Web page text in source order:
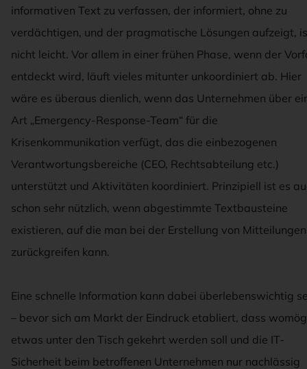
informativen Text zu verfassen, der informiert, ohne zu
verdächtigen, und der pragmatische Lösungen aufzeigt,
nicht leicht. Vor allem in einer frühen Phase, wenn der
entdeckt wird, läuft vieles mitunter unkoordiniert ab. Hier
wäre es überaus dienlich, wenn das Unternehmen über
Art „Emergency-Response-Team“ für die
Krisenkommunikation verfügt, das die einbezogenen
Verantwortungsbereiche (CEO, Rechtsabteilung etc.)
unterstützt und Aktivitäten koordiniert. Prinzipiell ist es
schon sehr nützlich, wenn abgestimmte Textbausteine
existieren, auf die man bei der Erstellung von Mitteilungen
zurückgreifen kann.
Eine schnelle Information kann dabei überlebenswichtig
– bevor sich am Markt der Eindruck etabliert, dass
etwas unter den Tisch gekehrt werden soll und die IT-
Sicherheit beim betroffenen Unternehmen nur nachlässig